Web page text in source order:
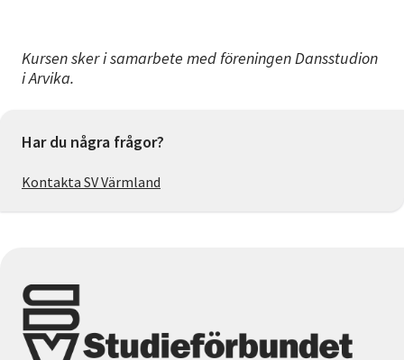
Kursen sker i samarbete med föreningen Dansstudion
i Arvika.
Har du några frågor?
Kontakta SV Värmland